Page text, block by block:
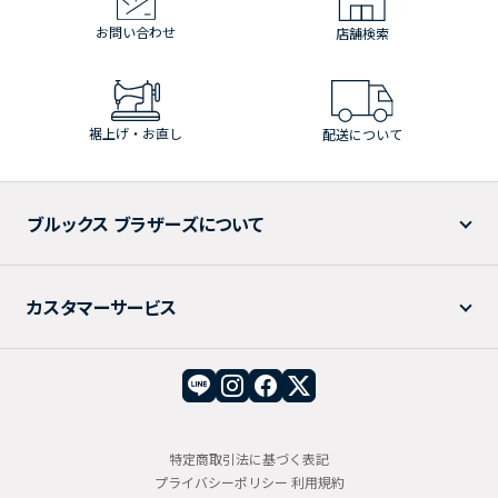
お問い合わせ 店舗検索
裾上げ・お直し 配送について
ブルックス ブラザーズについて
カスタマーサービス
特定商取引法に基づく表記
プライバシーポリシー 利用規約